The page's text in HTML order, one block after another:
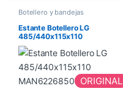
Botellero y bandejas
Estante Botellero LG
485/440x115x110
MAN62268507
ORIGINAL